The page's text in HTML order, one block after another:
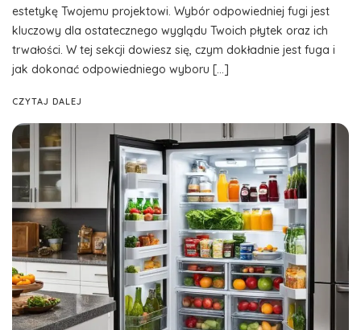
estetykę Twojemu projektowi. Wybór odpowiedniej fugi jest
kluczowy dla ostatecznego wyglądu Twoich płytek oraz ich
trwałości. W tej sekcji dowiesz się, czym dokładnie jest fuga i
jak dokonać odpowiedniego wyboru […]
CZYTAJ DALEJ